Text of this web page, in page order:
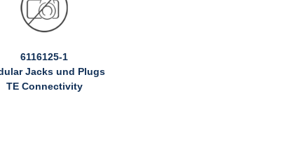
6116125-1
Jacks und Plugs
TE Connectivity